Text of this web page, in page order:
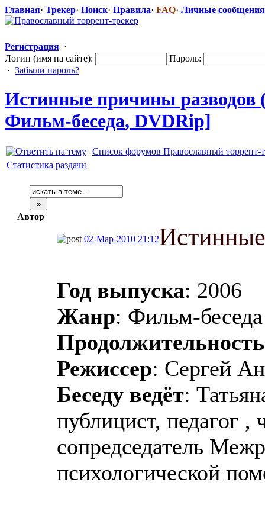
Главная· Трекер· Поиск· Правила· FAQ· Личные сообщения
Регистрация ·
Логин (имя на сайте):
Пароль:
· Забыли пароль?
Истинные причины
Фильм-беседа​, DVDRip]
Список форумов Православный торрент-
Статистика раздачи
Автор
02-Мар-2010 21:12
Год выпуска: 2006
Жанр: Фильм-беседа
Продолжительность
Режиссер: Сергей
Беседу ведёт:
публицист, педагог
сопредседатель
психологической